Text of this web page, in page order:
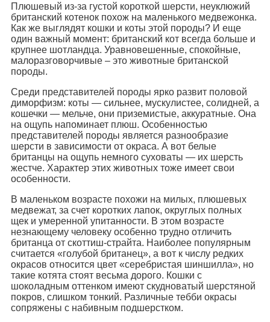
Плюшевый из-за густой короткой шерсти, неуклюжий
британский котенок похож на маленького медвежонка.
Как же выглядят кошки и коты этой породы? И еще
один важный момент: британский кот всегда больше и
крупнее шотландца. Уравновешенные, спокойные,
малоразговорчивые – это животные британской
породы.
Среди представителей породы ярко развит половой
диморфизм: коты — сильнее, мускулистее, солидней, а
кошечки — мельче, они приземистые, аккуратные. Она
на ощупь напоминает плюш. Особенностью
представителей породы является разнообразие
шерсти в зависимости от окраса. А вот белые
британцы на ощупь немного суховаты — их шерсть
жестче. Характер этих животных тоже имеет свои
особенности.
В маленьком возрасте похожи на милых, плюшевых
медвежат, за счет коротких лапок, округлых полных
щек и умеренной упитанности. В этом возрасте
незнающему человеку особенно трудно отличить
британца от скоттиш-страйта. Наиболее популярным
считается «голубой британец», а вот к числу редких
окрасов относится цвет «серебристая шиншилла», но
такие котята стоят весьма дорого. Кошки с
шоколадным оттенком имеют скудноватый шерстяной
покров, слишком тонкий. Различные тебби окрасы
сопряжены с набивным подшерстком.